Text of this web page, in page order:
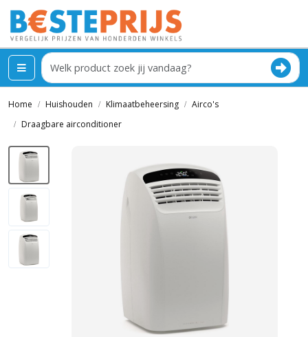
Home Huishouden Klimaatbeheersing
Airco's
Draagbare airconditioner